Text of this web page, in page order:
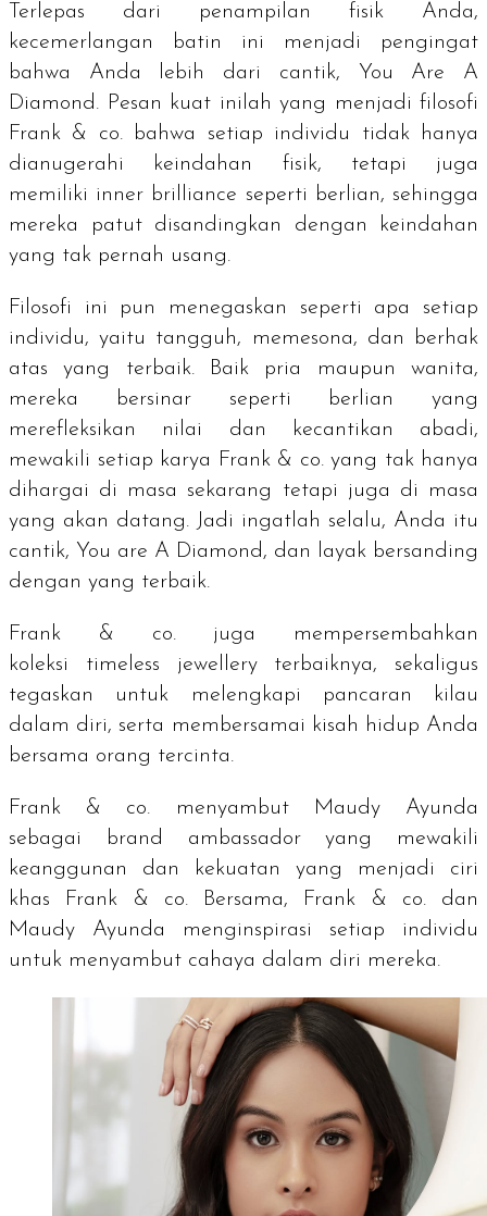
Terlepas dari penampilan fisik Anda,
kecemerlangan batin ini menjadi pengingat
bahwa Anda lebih dari cantik,
You Are A
Diamond. Pesan kuat inilah yang menjadi filosofi
Frank & co. bahwa setiap individu tidak hanya
dianugerahi keindahan fisik, tetapi juga
memiliki inner brilliance seperti berlian, sehingga
mereka patut disandingkan dengan keindahan
yang tak pernah usang.
Filosofi ini pun menegaskan seperti apa setiap
individu, yaitu tangguh, memesona, dan berhak
atas yang terbaik. Baik pria maupun wanita,
mereka bersinar seperti berlian yang
merefleksikan nilai dan kecantikan abadi,
mewakili setiap karya Frank & co. yang tak hanya
dihargai di masa sekarang tetapi juga di masa
yang akan datang. Jadi ingatlah selalu, Anda itu
cantik, You are A Diamond, dan layak bersanding
dengan yang terbaik.
Frank & co. juga mempersembahkan
koleksi timeless jewelleryterbaiknya, sekaligus
tegaskan untuk melengkapi pancaran kilau
dalam diri, serta membersamai kisah hidup Anda
bersama orang tercinta.
Frank & co. menyambut Maudy Ayunda
sebagai
brand ambassadoryang mewakili
keanggunan dan kekuatan yang menjadi ciri
khas Frank & co. Bersama, Frank & co. dan
Maudy Ayunda menginspirasi setiap individu
untuk menyambut cahaya dalam diri mereka.